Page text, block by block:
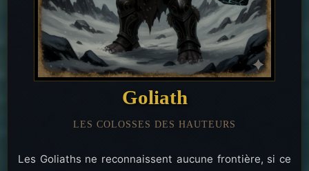
Goliath
LES COLOSSES DES HAUTEURS
Les Goliaths ne reconnaissent aucune frontière, si ce